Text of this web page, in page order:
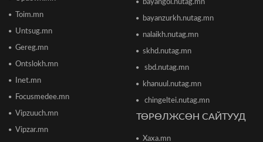
өсөлтийн төсөөллөө бууруулжээ
бодлогын хүүгээ өсгөжээ
2026/06/12 15:05
цацаж байгаа тул 10-14 хоног ойд чөлөөт
Toim.mn
Untsug.mn
Gereg.mn
Ontslokh.mn
Inet.mn
Focusmedee.mn
Vipzuuch.mn
Vipzar.mn
bayangol.nutag.mn
bayanzurkh.nutag.mn
nalaikh.nutag.mn
skhd.nutag.mn
sbd.nutag.mn
khanuul.nutag.mn
chingeltei.nutag.mn
ТӨРӨЛЖСӨН САЙТУУД
Xaxa.mn